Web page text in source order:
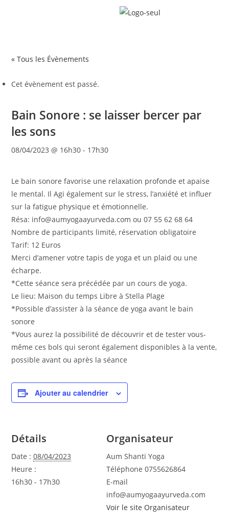
« Tous les Évènements
Cet évènement est passé.
Bain Sonore : se laisser bercer par
les sons
08/04/2023 @ 16h30 - 17h30
Le bain sonore favorise une relaxation profonde et apaise
le mental. Il Agi également sur le stress, l’anxiété et influer
sur la fatigue physique et émotionnelle.
Résa: info@aumyogaayurveda.com ou 07 55 62 68 64
Nombre de participants limité, réservation obligatoire
Tarif: 12 Euros
Merci d’amener votre tapis de yoga et un plaid ou une
écharpe.
*Cette séance sera précédée par un cours de yoga.
Le lieu: Maison du temps Libre à Stella Plage
*Possible d’assister à la séance de yoga avant le bain
sonore
*Vous aurez la possibilité de découvrir et de tester vous-
même ces bols qui seront également disponibles à la vente,
possible avant ou après la séance
Ajouter au calendrier
Détails
Date : 08/04/2023
Heure :
16h30 - 17h30
Organisateur
Aum Shanti Yoga
Téléphone 0755626864
E-mail
info@aumyogaayurveda.com
Voir le site Organisateur